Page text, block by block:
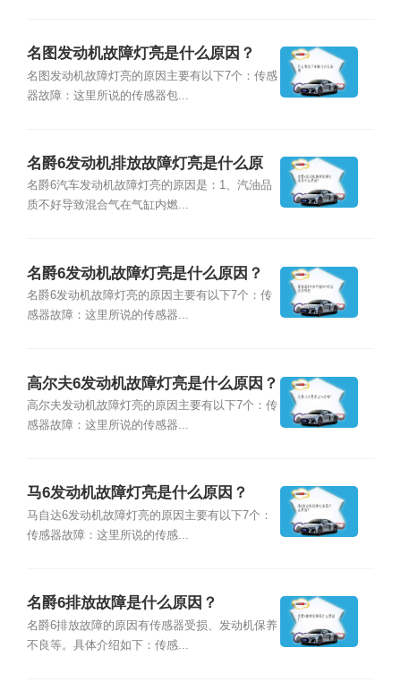
名图发动机故障灯亮是什么原因？
名图发动机故障灯亮的原因主要有以下7个：传感
器故障：这里所说的传感器包...
名爵6发动机排放故障灯亮是什么原
因？
名爵6汽车发动机故障灯亮的原因是：1、汽油品
质不好导致混合气在气缸内燃...
名爵6发动机故障灯亮是什么原因？
名爵6发动机故障灯亮的原因主要有以下7个：传
感器故障：这里所说的传感器...
高尔夫6发动机故障灯亮是什么原因？
高尔夫发动机故障灯亮的原因主要有以下7个：传
感器故障：这里所说的传感器...
马6发动机故障灯亮是什么原因？
马自达6发动机故障灯亮的原因主要有以下7个：
传感器故障：这里所说的传感...
名爵6排放故障是什么原因？
名爵6排放故障的原因有传感器受损、发动机保养
不良等。具体介绍如下：传感...